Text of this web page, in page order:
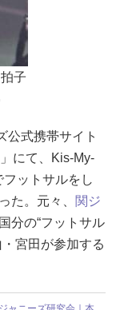
子
公式携帯サイト
にて、Kis-My-
ットサルをし
た。元々、 関ジ
分の“フットサル
宮田が参加する